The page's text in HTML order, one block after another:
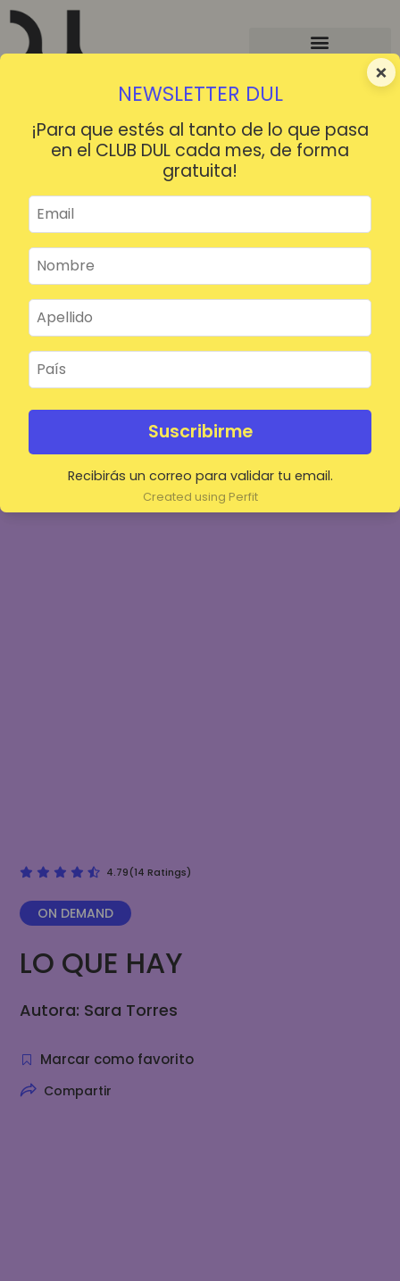
×
NEWSLETTER DUL
¡Para que estés al tanto de lo que pasa
en el CLUB DUL cada mes, de forma
gratuita!
Suscribirme
Recibirás un correo para validar tu email.
Created using Perfit
4.79(14 Ratings)
ON DEMAND
LO QUE HAY
Autora: Sara Torres
Marcar como favorito
Compartir